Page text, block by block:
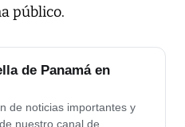
público.
de Panamá en
de noticias importantes y
nuestro canal de